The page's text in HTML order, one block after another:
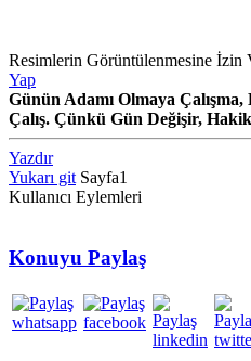
Resimlerin Görüntülenmesine İzin
Yap
Günün Adamı Olmaya
Çalış. Çünkü Gün Değişir,
Yazdır
Yukarı git Sayfa1
Kullanıcı Eylemleri
Konuyu Paylaş